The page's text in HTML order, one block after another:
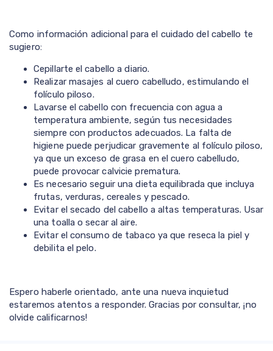
Como información adicional para el cuidado del cabello te
sugiero:
Cepillarte el cabello a diario.
Realizar masajes al cuero cabelludo, estimulando el
folículo piloso.
Lavarse el cabello con frecuencia con agua a
temperatura ambiente, según tus necesidades
siempre con productos adecuados. La falta de
higiene puede perjudicar gravemente al folículo piloso,
ya que un exceso de grasa en el cuero cabelludo,
puede provocar calvicie prematura.
Es necesario seguir una dieta equilibrada que incluya
frutas, verduras, cereales y pescado.
Evitar el secado del cabello a altas temperaturas. Usar
una toalla o secar al aire.
Evitar el consumo de tabaco ya que reseca la piel y
debilita el pelo.
Espero haberle orientado, ante una nueva inquietud
estaremos atentos a responder. Gracias por consultar, ¡no
olvide calificarnos!